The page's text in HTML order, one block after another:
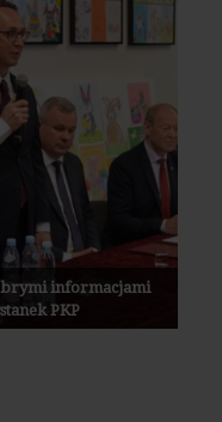
informacjami
PKP